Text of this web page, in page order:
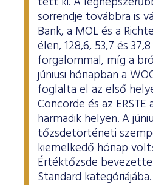
sorrendje továbbra is
Bank, a MOL és a
élen, 128,6, 53,7 és
forgalommal, míg a
júniusi hónapban a
foglalta el az első
Concorde és az ERSTE
harmadik helyen. A
tőzsdetörténeti
kiemelkedő hónap
Értéktőzsde
Standard kategóriájába.